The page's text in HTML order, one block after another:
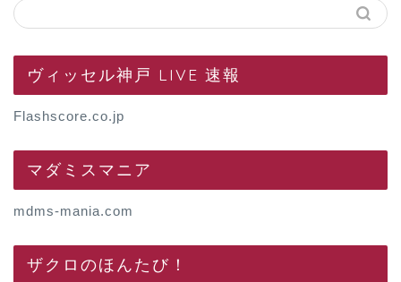
ヴィッセル神戸 LIVE 速報
Flashscore.co.jp
マダミスマニア
mdms-mania.com
ザクロのほんたび！